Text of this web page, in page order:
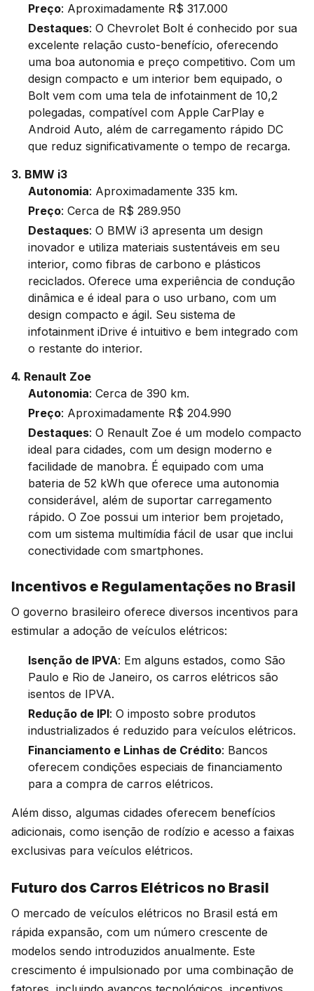
Preço: Aproximadamente R$ 317.000
Destaques: O Chevrolet Bolt é conhecido por sua
excelente relação custo-benefício, oferecendo
uma boa autonomia e preço competitivo. Com um
design compacto e um interior bem equipado, o
Bolt vem com uma tela de infotainment de 10,2
polegadas, compatível com Apple CarPlay e
Android Auto, além de carregamento rápido DC
que reduz significativamente o tempo de recarga.
3. BMW i3
Autonomia: Aproximadamente 335 km.
Preço: Cerca de R$ 289.950
Destaques: O BMW i3 apresenta um design
inovador e utiliza materiais sustentáveis em seu
interior, como fibras de carbono e plásticos
reciclados. Oferece uma experiência de condução
dinâmica e é ideal para o uso urbano, com um
design compacto e ágil. Seu sistema de
infotainment iDrive é intuitivo e bem integrado com
o restante do interior.
4. Renault Zoe
Autonomia: Cerca de 390 km.
Preço: Aproximadamente R$ 204.990
Destaques: O Renault Zoe é um modelo compacto
ideal para cidades, com um design moderno e
facilidade de manobra. É equipado com uma
bateria de 52 kWh que oferece uma autonomia
considerável, além de suportar carregamento
rápido. O Zoe possui um interior bem projetado,
com um sistema multimídia fácil de usar que inclui
conectividade com smartphones.
Incentivos e Regulamentações no Brasil
O governo brasileiro oferece diversos incentivos para
estimular a adoção de veículos elétricos:
Isenção de IPVA: Em alguns estados, como São
Paulo e Rio de Janeiro, os carros elétricos são
isentos de IPVA.
Redução de IPI: O imposto sobre produtos
industrializados é reduzido para veículos elétricos.
Financiamento e Linhas de Crédito: Bancos
oferecem condições especiais de financiamento
para a compra de carros elétricos.
Além disso, algumas cidades oferecem benefícios
adicionais, como isenção de rodízio e acesso a faixas
exclusivas para veículos elétricos.
Futuro dos Carros Elétricos no Brasil
O mercado de veículos elétricos no Brasil está em
rápida expansão, com um número crescente de
modelos sendo introduzidos anualmente. Este
crescimento é impulsionado por uma combinação de